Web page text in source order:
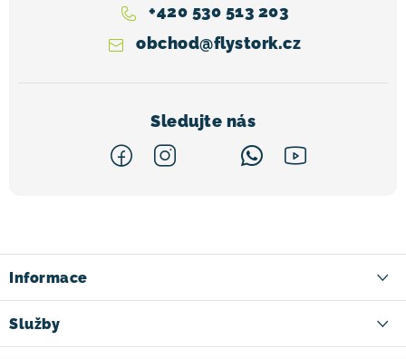
obchod@flystork.cz
+420 530 513 203
p
a
t
Informace
Doručení zboží
Služby